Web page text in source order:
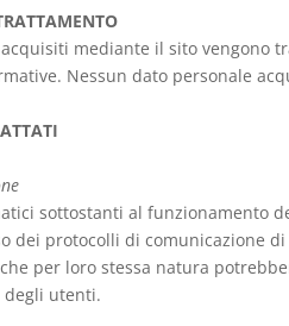
mediante il sito vengono
Nessun dato personale
sottostanti al funzionamento
dei protocolli di comunicazione
per loro stessa natura
degli utenti.